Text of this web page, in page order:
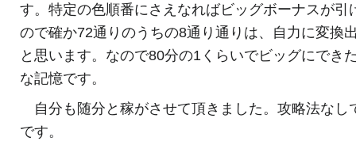
す。特定の色順番にさえなればビッグボーナスが引
ので確か72通りのうちの8通り通りは、自力に変換
と思います。なので80分の1くらいでビッグにでき
な記憶です。
自分も随分と稼がさせて頂きました。攻略法なし
です。